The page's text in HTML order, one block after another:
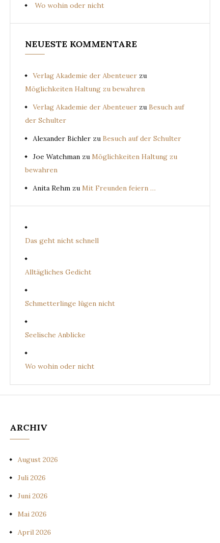
Wo wohin oder nicht
NEUESTE KOMMENTARE
Verlag Akademie der Abenteuer zu
Möglichkeiten Haltung zu bewahren
Verlag Akademie der Abenteuer zu Besuch auf
der Schulter
Alexander Bichler zu Besuch auf der Schulter
Joe Watchman zu Möglichkeiten Haltung zu
bewahren
Anita Rehm zu Mit Freunden feiern …
Das geht nicht schnell
Alltägliches Gedicht
Schmetterlinge lügen nicht
Seelische Anblicke
Wo wohin oder nicht
ARCHIV
August 2026
Juli 2026
Juni 2026
Mai 2026
April 2026